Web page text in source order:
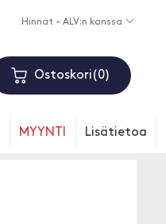
Hinnat - ALV:n kanssa
Ostoskori 0
MYYNTI Lisätietoa